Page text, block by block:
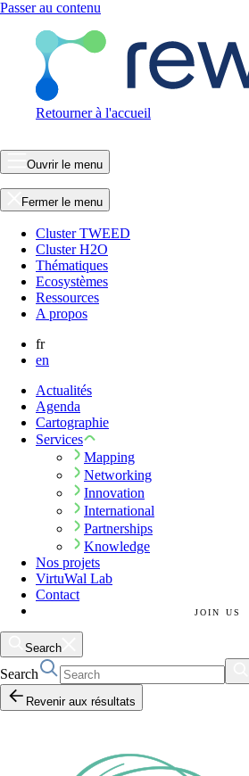
Passer au contenu
Retourner à l'accueil
Ouvrir le menu
Fermer le menu
Cluster TWEED
Cluster H2O
Thématiques
Ecosystèmes
Ressources
A propos
fr
en
Actualités
Agenda
Cartographie
Services
Mapping
Networking
Innovation
International
Partnerships
Knowledge
Nos projets
VirtuWal Lab
Contact
JOIN US
Search
Search
Revenir aux résultats